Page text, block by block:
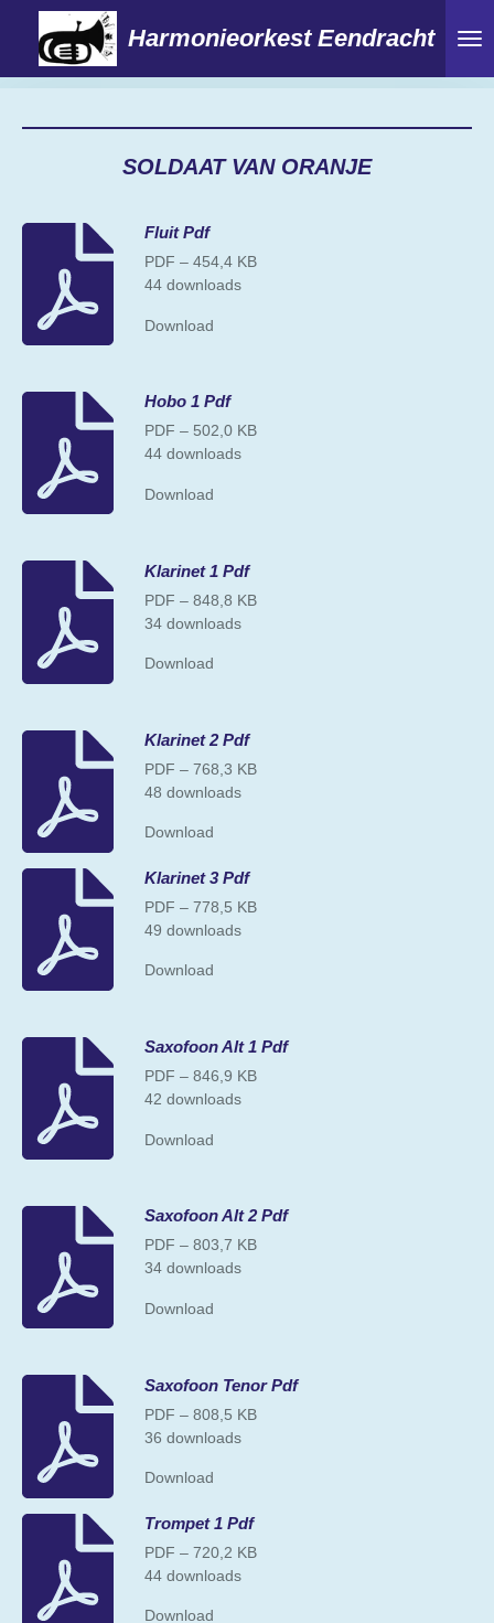
direct
naar
Harmonieorkest Eendracht
SOLDAAT VAN ORANJE
Fluit Pdf
PDF – 454,4 KB
44 downloads
Download
Hobo 1 Pdf
PDF – 502,0 KB
44 downloads
Download
Klarinet 1 Pdf
PDF – 848,8 KB
34 downloads
Download
Klarinet 2 Pdf
PDF – 768,3 KB
48 downloads
Download
Klarinet 3 Pdf
PDF – 778,5 KB
49 downloads
Download
Saxofoon Alt 1 Pdf
PDF – 846,9 KB
42 downloads
Download
Saxofoon Alt 2 Pdf
PDF – 803,7 KB
34 downloads
Download
Saxofoon Tenor Pdf
PDF – 808,5 KB
36 downloads
Download
Trompet 1 Pdf
PDF – 720,2 KB
44 downloads
Download